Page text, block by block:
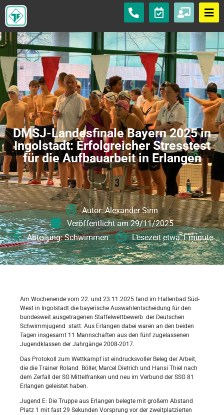
DMSJ-Landesfinale Bayern 2025 in
Ingolstadt: Erfolgreicher Stresstest
für die Aufbauarbeit in Erlangen
Autor:Alexander Sinn
Veröffentlicht am29/11/2025
Abteilung: Schwimmen Lesezeit etwa1 minute
Am Wochenende vom 22. und 23.11.2025 fand im Hallenbad Süd-
West in Ingolstadt die bayerische Auswahlentscheidung für den
bundesweit ausgetragenen Staffelwettbewerb der Deutschen
Schwimmjugend statt. Aus Erlangen dabei waren an den beiden
Tagen insgesamt 11 Mannschaften aus den fünf zugelassenen
Jugendklassen der Jahrgänge 2008-2017.
Das Protokoll zum Wettkampf ist eindrucksvoller Beleg der Arbeit,
die die Trainer Roland Böller, Marcel Dietrich und Hansi Thiel nach
dem Zerfall der SG Mittelfranken und neu im Verbund der SSG 81
Erlangen geleistet haben.
Jugend E: Die Truppe aus Erlangen belegte mit großem Abstand
Platz 1 mit fast 29 Sekunden Vorsprung vor der zweitplatzierten